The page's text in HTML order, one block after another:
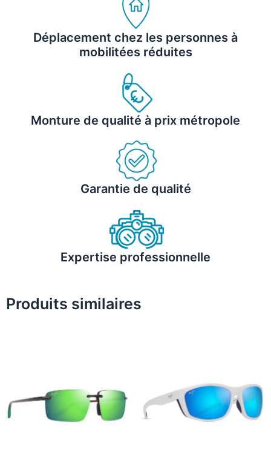
Déplacement chez les personnes à
mobilitées réduites
Monture de qualité à prix métropole
Garantie de qualité
Expertise professionnelle
Produits similaires